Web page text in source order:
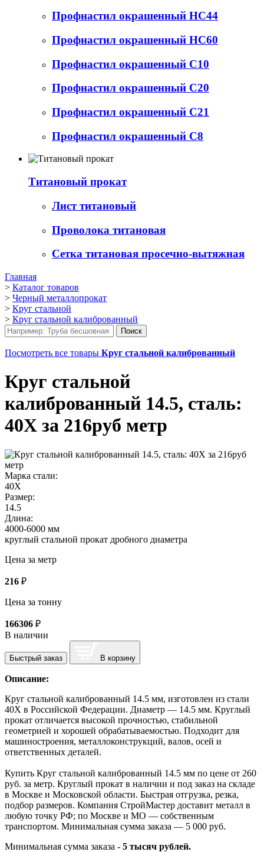
Профнастил окрашенный НС44
Профнастил окрашенный НС60
Профнастил окрашенный С10
Профнастил окрашенный С20
Профнастил окрашенный С21
Профнастил окрашенный С8
Титановый прокат
Лист титановый
Проволока титановая
Сетка титановая просечно-вытяжная
Главная
> Каталог товаров
> Черный металлопрокат
> Круг стальной
> Круг стальной калиброванный
Посмотреть все товары Круг стальной калиброванный
Круг стальной
калиброванный 14.5, сталь:
40Х за 216руб метр
Марка стали:
40Х
Размер:
14.5
Длина:
4000-6000 мм
круглый стальной прокат дробного диаметра
Цена за метр
216 ₽
Цена за тонну
166306 ₽
В наличии
Быстрый заказ В корзину
Описание:
Круг стальной калиброванный 14.5 мм, изготовлен из стали
40Х в Российской Федерации. Диаметр — 14.5 мм. Круглый
прокат отличается высокой прочностью, стабильной
геометрией и хорошей обрабатываемостью. Подходит для
машиностроения, металлоконструкций, валов, осей и
ответственных деталей.
Купить Круг стальной калиброванный 14.5 мм по цене от 260
руб. за метр. Круглый прокат в наличии и под заказ на складе
в Москве и Московской области. Быстрая отгрузка, резка,
подбор размеров. Компания СтройМастер доставит металл в
любую точку РФ; по Москве и МО — собственным
транспортом. Минимальная сумма заказа — 5 000 руб.
Минимальная сумма заказа - 5 тысяч рублей.